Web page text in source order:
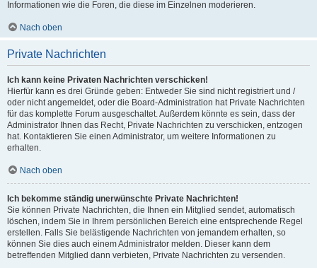
Informationen wie die Foren, die diese im Einzelnen moderieren.
Nach oben
Private Nachrichten
Ich kann keine Privaten Nachrichten verschicken!
Hierfür kann es drei Gründe geben: Entweder Sie sind nicht registriert und /
oder nicht angemeldet, oder die Board-Administration hat Private Nachrichten
für das komplette Forum ausgeschaltet. Außerdem könnte es sein, dass der
Administrator Ihnen das Recht, Private Nachrichten zu verschicken, entzogen
hat. Kontaktieren Sie einen Administrator, um weitere Informationen zu
erhalten.
Nach oben
Ich bekomme ständig unerwünschte Private Nachrichten!
Sie können Private Nachrichten, die Ihnen ein Mitglied sendet, automatisch
löschen, indem Sie in Ihrem persönlichen Bereich eine entsprechende Regel
erstellen. Falls Sie belästigende Nachrichten von jemandem erhalten, so
können Sie dies auch einem Administrator melden. Dieser kann dem
betreffenden Mitglied dann verbieten, Private Nachrichten zu versenden.